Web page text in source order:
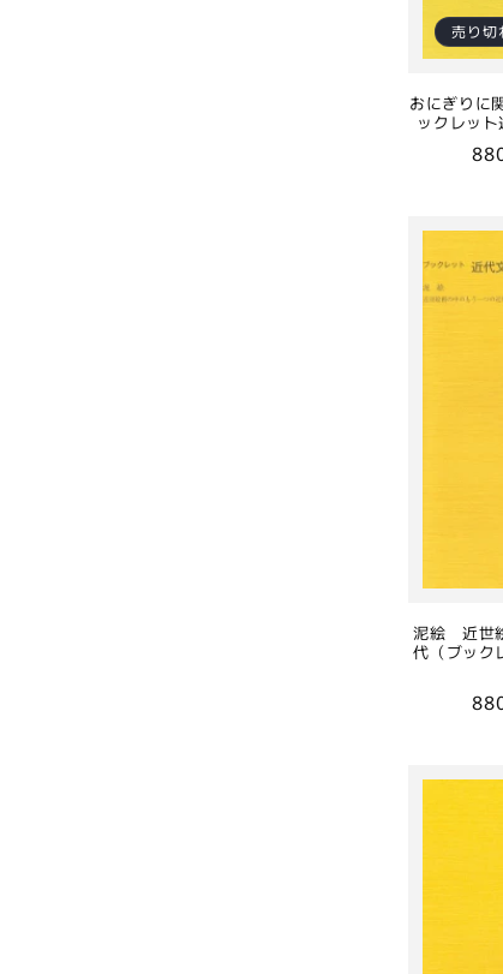
売り切
おにぎりに
ックレット
通
格
泥絵 近世
代（ブック
通
格